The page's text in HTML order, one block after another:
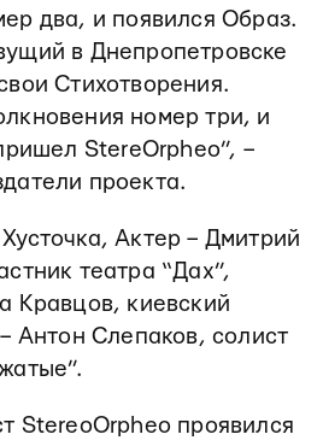
два, и появился Образ.
в Днепропетровске
Стихотворения.
номер три, и
StereOrpheo”, –
проекта.
Актер – Дмитрий
театра “Дах”,
Кравцов, киевский
Антон Слепаков, солист
StereoOrpheo проявился